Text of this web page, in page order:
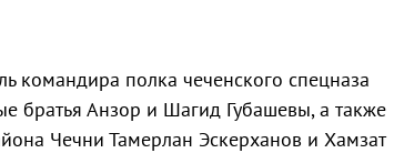
командира полка чеченского спецназа
братья Анзор и Шагид Губашевы, а также
Чечни Тамерлан Эскерханов и Хамзат